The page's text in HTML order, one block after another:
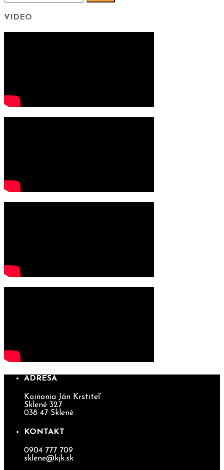
VIDEO
ADRESA
Koinonia Ján Krstiteľ
Sklené 327
038 47 Sklené
KONTAKT
0904 777 709
sklene@kjk.sk